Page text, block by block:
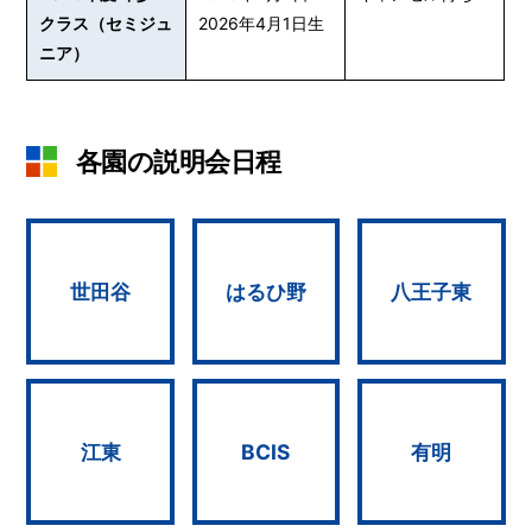
クラス（セミジュ
ニア）
2026年4月1日生
各園の説明会日程
世田谷 はるひ野 八王子東
江東 BCIS 有明